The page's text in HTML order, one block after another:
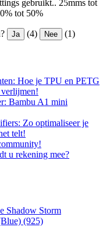
gebruikt.. 25mms tot
tot 50%
Ja (4) Nee (1)
Hoe je TPU en PETG
Bambu A1 mini
Zo optimaliseer je
telt!
u rekening mee?
Shadow Storm
(925)